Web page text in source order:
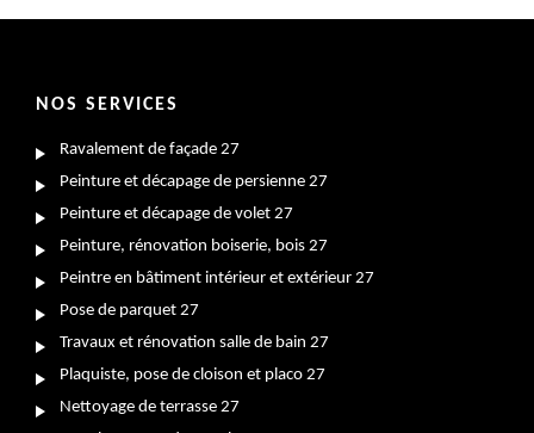
NOS SERVICES
Ravalement de façade 27
Peinture et décapage de persienne 27
Peinture et décapage de volet 27
Peinture, rénovation boiserie, bois 27
Peintre en bâtiment intérieur et extérieur 27
Pose de parquet 27
Travaux et rénovation salle de bain 27
Plaquiste, pose de cloison et placo 27
Nettoyage de terrasse 27